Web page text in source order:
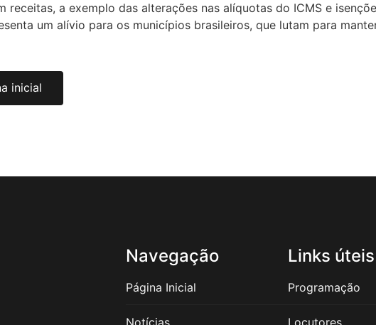
receitas, a exemplo das alterações nas alíquotas do ICMS e
um alívio para os municípios brasileiros, que lutam para
inicial
Navegação
Página Inicial
Links úteis
Programação